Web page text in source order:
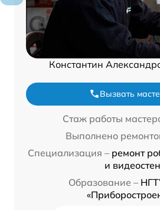
Константин
Вызвать
Стаж работы
Выполнено
Специализация – ремонт
и видеостен
Образование –